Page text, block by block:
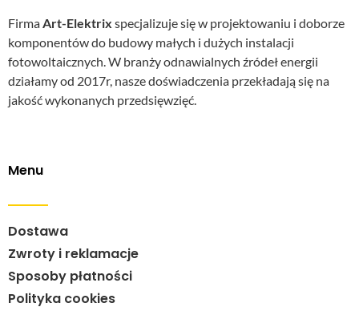
FirmaArt-Elektrix specjalizuje się w projektowaniu i doborze
komponentów do budowy małych i dużych instalacji
fotowoltaicznych. W branży odnawialnych źródeł energii
działamy od 2017r, nasze doświadczenia przekładają się na
jakość wykonanych przedsięwzięć.
Menu
Dostawa
Zwroty i reklamacje
Sposoby płatności
Polityka cookies